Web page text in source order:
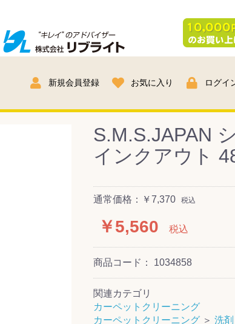
新規会員登録 お気に入り ログイ
S.M.S.JAPAN
インクアウト
通常価格：￥7,370 税込
￥5,560 税込
商品コード： 1034858
関連カテゴリ
カーペットクリーニング
カーペットクリーニング ＞ 洗剤